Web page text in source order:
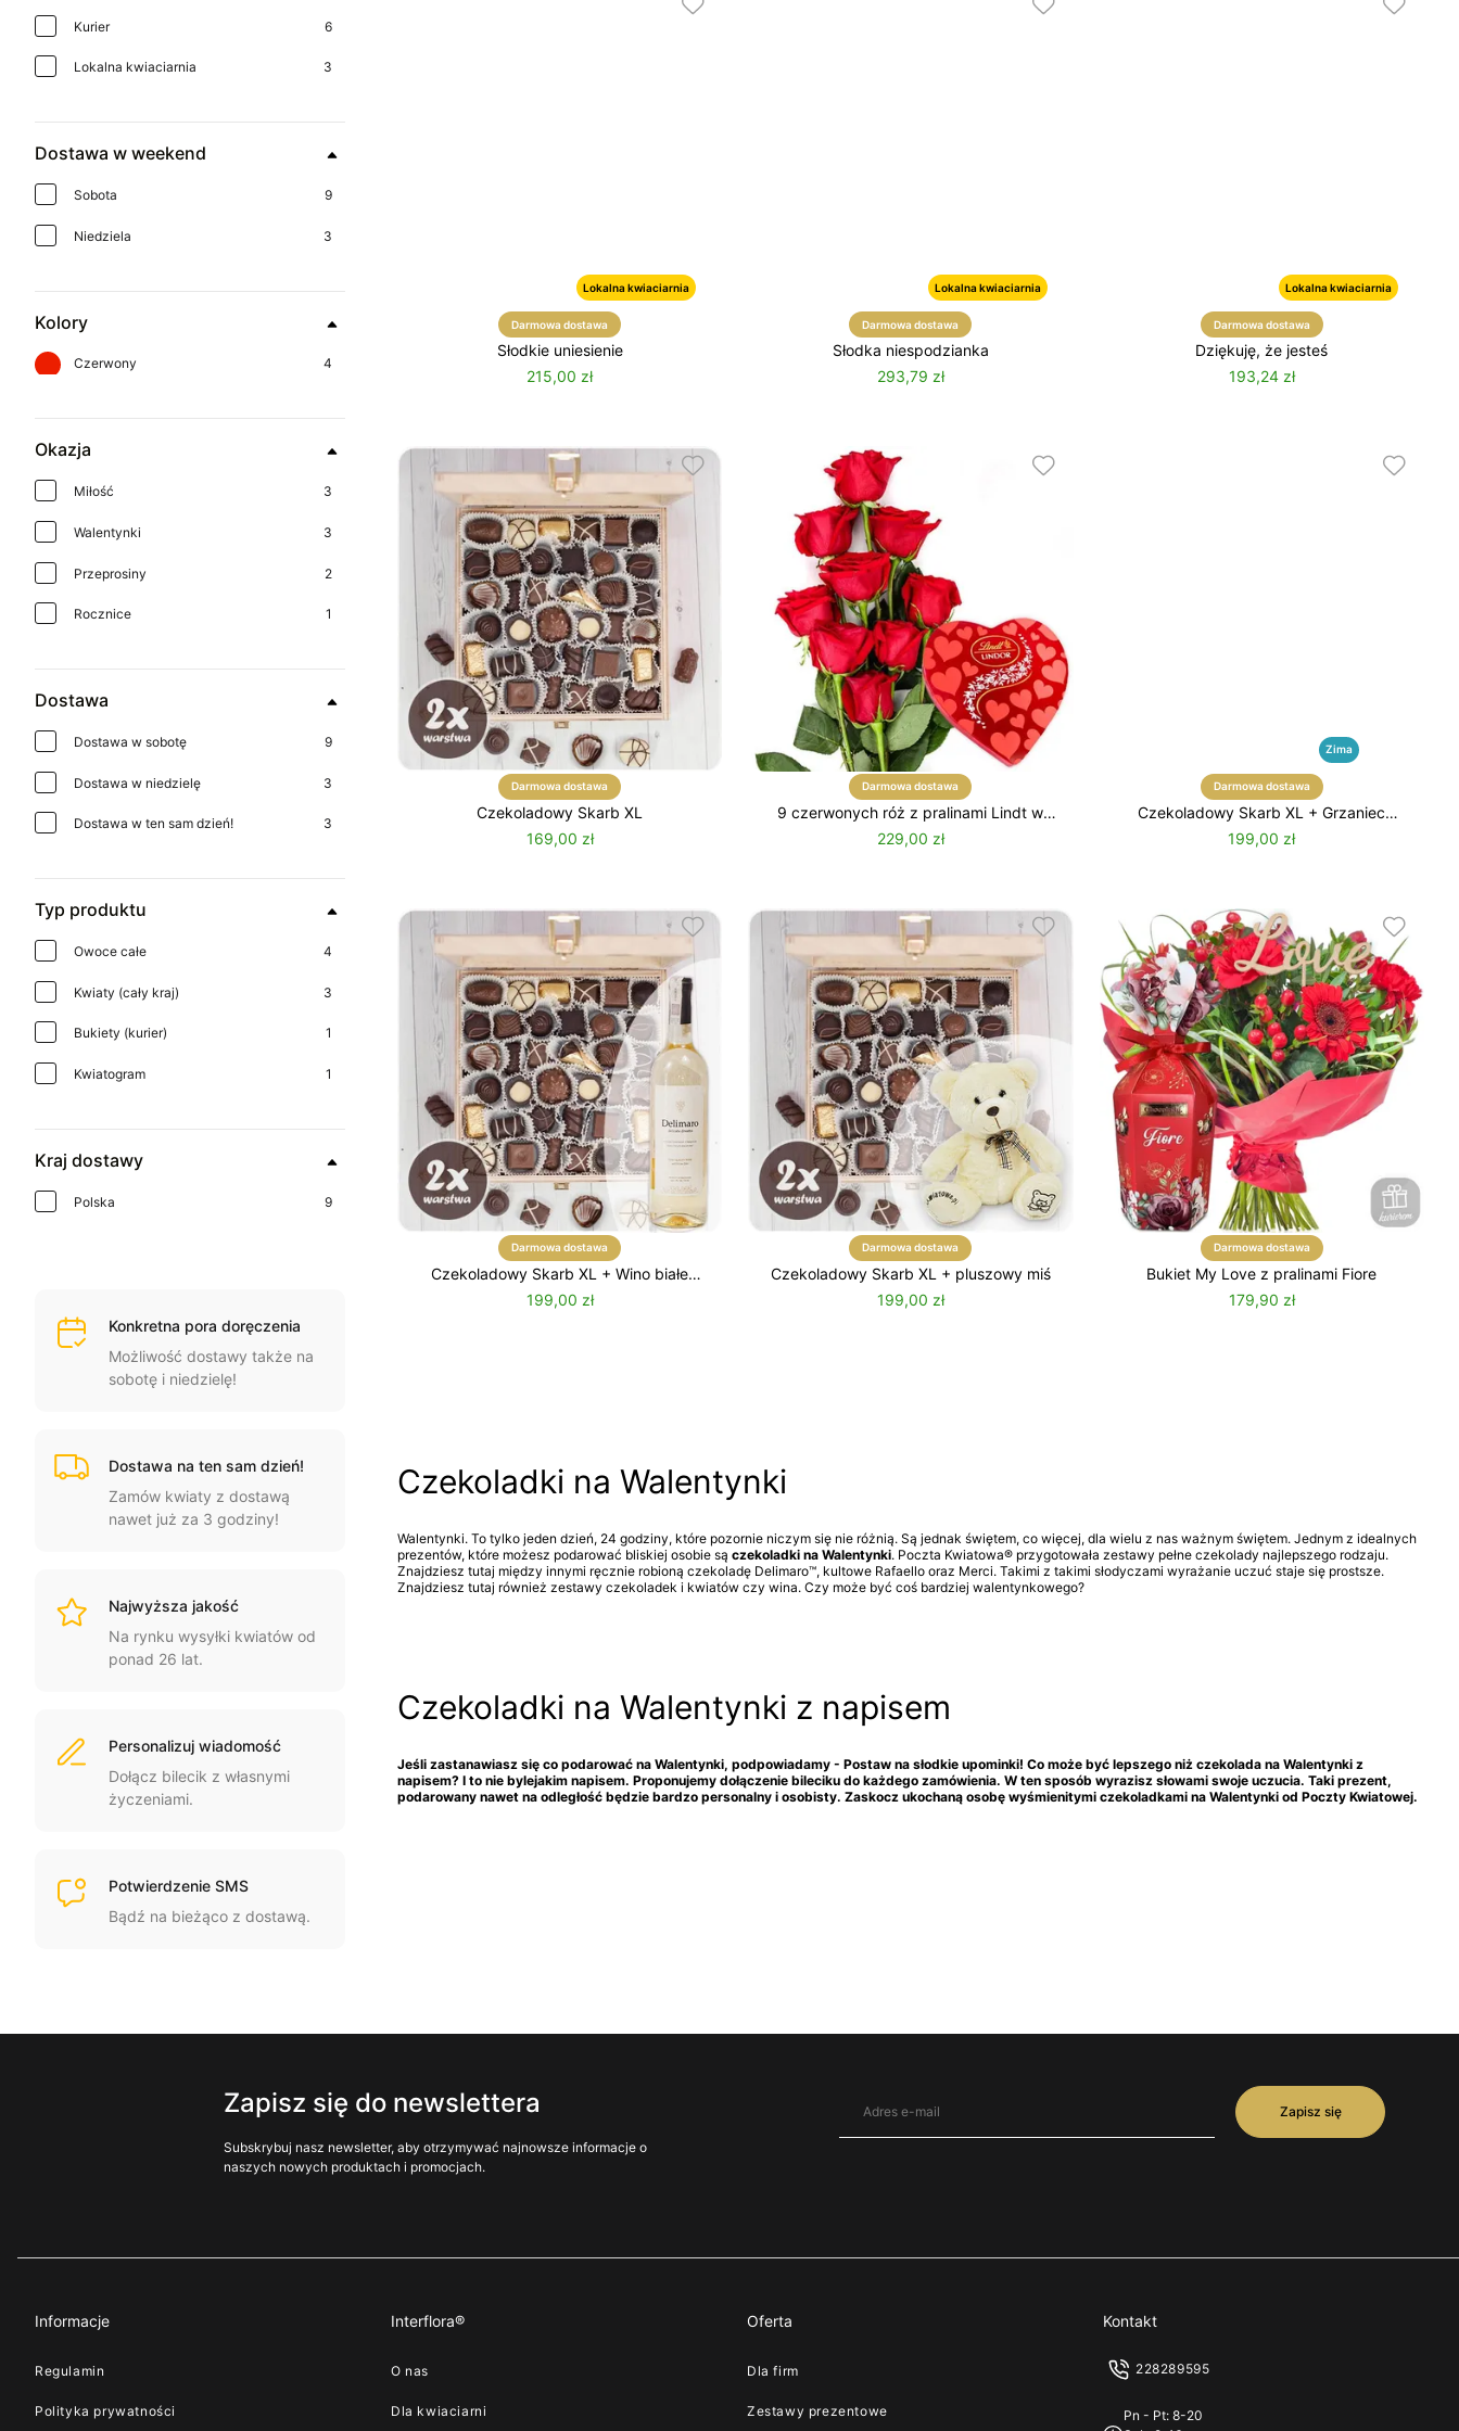
Kurier 6
Lokalna kwiaciarnia 3
Dostawa w weekend
Sobota 9
Niedziela 3
Kolory
Czerwony 4
Okazja
Miłość 3
Walentynki 3
Przeprosiny 2
Rocznice 1
Dostawa
Dostawa w sobotę 9
Dostawa w niedzielę 3
Dostawa w ten sam dzień! 3
Typ produktu
Owoce całe 4
Kwiaty (cały kraj) 3
Bukiety (kurier) 1
Kwiatogram 1
Kraj dostawy
Polska 9
Konkretna pora doręczenia
Możliwość dostawy także na
sobotę i niedzielę!
Dostawa na ten sam dzień!
Zamów kwiaty z dostawą
nawet już za 3 godziny!
Najwyższa jakość
Na rynku wysyłki kwiatów od
ponad 26 lat.
Personalizuj wiadomość
Dołącz bilecik z własnymi
życzeniami.
Potwierdzenie SMS
Bądź na bieżąco z dostawą.
Lokalna kwiaciarnia
Darmowa dostawa
Słodkie uniesienie
215,00 zł
Lokalna kwiaciarnia
Darmowa dostawa
Słodka niespodzianka
293,79 zł
Lokalna kwiaciarnia
Darmowa dostawa
Dziękuję, że jesteś
193,24 zł
Darmowa dostawa
Czekoladowy Skarb XL
169,00 zł
Darmowa dostawa
9 czerwonych róż z pralinami Lindt w
pudełku w kształcie serca
229,00 zł
Zima
Darmowa dostawa
Czekoladowy Skarb XL + Grzaniec
Zbójecki
199,00 zł
Darmowa dostawa
Czekoladowy Skarb XL + Wino białe
Delimaro
199,00 zł
Darmowa dostawa
Czekoladowy Skarb XL + pluszowy miś
199,00 zł
Darmowa dostawa
Bukiet My Love z pralinami Fiore
179,90 zł
Czekoladki na Walentynki
Walentynki. To tylko jeden dzień, 24 godziny, które pozornie niczym się nie różnią. Są jednak świętem, co więcej, dla wielu z nas ważnym świętem. Jednym z idealnych
prezentów, które możesz podarować bliskiej osobie są czekoladki na Walentynki. Poczta Kwiatowa® przygotowała zestawy pełne czekolady najlepszego rodzaju.
Znajdziesz tutaj między innymi ręcznie robioną czekoladę Delimaro™, kultowe Rafaello oraz Merci. Takimi z takimi słodyczami wyrażanie uczuć staje się prostsze.
Znajdziesz tutaj również zestawy czekoladek i kwiatów czy wina. Czy może być coś bardziej walentynkowego?
Czekoladki na Walentynki z napisem
Jeśli zastanawiasz się co podarować na Walentynki, podpowiadamy - Postaw na słodkie upominki! Co może być lepszego niż czekolada na Walentynki z
napisem? I to nie bylejakim napisem. Proponujemy dołączenie bileciku do każdego zamówienia. W ten sposób wyrazisz słowami swoje uczucia. Taki prezent,
podarowany nawet na odległość będzie bardzo personalny i osobisty. Zaskocz ukochaną osobę wyśmienitymi czekoladkami na Walentynki od Poczty Kwiatowej.
Zapisz się do newslettera
Subskrybuj nasz newsletter, aby otrzymywać najnowsze informacje o
naszych nowych produktach i promocjach.
Zapisz się
Informacje
Regulamin
Polityka prywatności
Interflora®
O nas
Dla kwiaciarni
Oferta
Dla firm
Zestawy prezentowe
Kontakt
228289595
Pn - Pt: 8-20